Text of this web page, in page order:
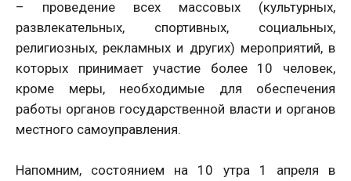
– проведение всех массовых (культурных,
развлекательных, спортивных, социальных,
религиозных, рекламных и других) мероприятий, в
которых принимает участие более 10 человек,
кроме меры, необходимые для обеспечения
работы органов государственной власти и органов
местного самоуправления.
Напомним, состоянием на 10 утра 1 апреля в